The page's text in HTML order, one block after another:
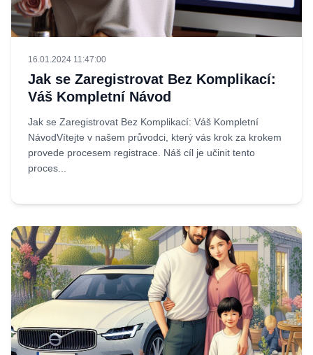
16.01.2024 11:47:00
Jak se Zaregistrovat Bez Komplikací:
Váš Kompletní Návod
Jak se Zaregistrovat Bez Komplikací: Váš Kompletní
NávodVítejte v našem průvodci, který vás krok za krokem
provede procesem registrace. Náš cíl je učinit tento
proces...